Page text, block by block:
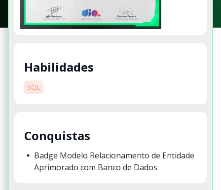
Habilidades
SQL
Conquistas
Badge Modelo Relacionamento de Entidade
Aprimorado com Banco de Dados